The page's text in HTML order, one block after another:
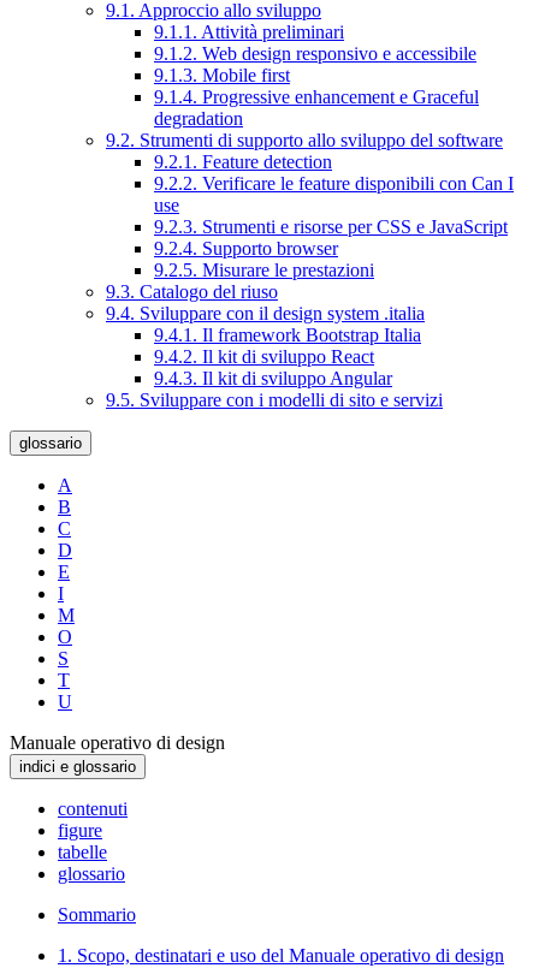
9.1. Approccio allo sviluppo
9.1.1. Attività preliminari
9.1.2. Web design responsivo e accessibile
9.1.3. Mobile first
9.1.4. Progressive enhancement e Graceful
degradation
9.2. Strumenti di supporto allo sviluppo del software
9.2.1. Feature detection
9.2.2. Verificare le feature disponibili con Can I
use
9.2.3. Strumenti e risorse per CSS e JavaScript
9.2.4. Supporto browser
9.2.5. Misurare le prestazioni
9.3. Catalogo del riuso
9.4. Sviluppare con il design system .italia
9.4.1. Il framework Bootstrap Italia
9.4.2. Il kit di sviluppo React
9.4.3. Il kit di sviluppo Angular
9.5. Sviluppare con i modelli di sito e servizi
glossario
A
B
C
D
E
I
M
O
S
T
U
Manuale operativo di design
indici e glossario
contenuti
figure
tabelle
glossario
Sommario
1. Scopo, destinatari e uso del Manuale operativo di design